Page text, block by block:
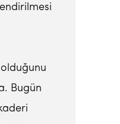
olduğunu
Bugün